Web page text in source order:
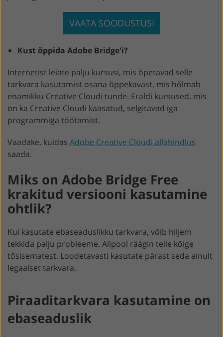
VAATA SOODUSTUSI
Kust õppida Adobe Bridge'i?
Internetist leiate palju kursusi, mis õpetavad selle
tarkvara kasutamist osana õppekavast, mis hõlmab
enamikku Creative Cloudi tunde. Eraldi kursused, mis
on ka Creative Cloudi kaasatud, selgitavad iga
programmiga töötamist.
Vaadake, kuidas Adobe Creative Cloudi allahindlus
saada.
Miks on Adobe Bridge Free
krakitud versiooni kasutamine
ohtlik?
Kui kasutate ebaseaduslikku tarkvara, võib hiljem
tekkida palju probleeme. Allpool räägin teile kõige
tõsisematest. Loodetavasti kasutate pärast seda ainult
legaalset tarkvara.
Piraaditarkvara kasutamine on
ebaseaduslik